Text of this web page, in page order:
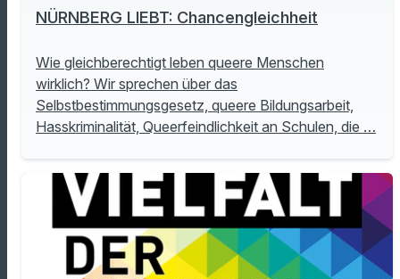
NÜRNBERG LIEBT: Chancengleichheit
Wie gleichberechtigt leben queere Menschen
wirklich? Wir sprechen über das
Selbstbestimmungsgesetz, queere Bildungsarbeit,
Hasskriminalität, Queerfeindlichkeit an Schulen, die …